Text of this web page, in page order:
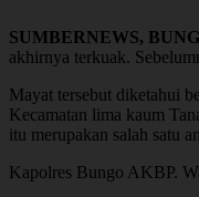
SUMBERNEWS,
akhirnya terkuak.
Mayat tersebut diketahui
Kecamatan lima kaum
itu merupakan salah satu
Kapolres Bungo AKBP.